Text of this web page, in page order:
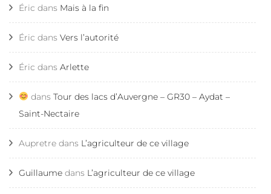
Éric dans Mais à la fin
Éric dans Vers l’autorité
Éric dans Arlette
dans Tour des lacs d’Auvergne – GR30 – Aydat –
Saint-Nectaire
Aupretre dans L’agriculteur de ce village
Guillaume dans L’agriculteur de ce village